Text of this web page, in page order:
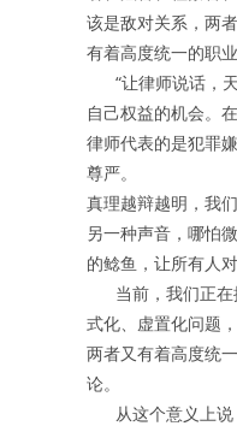
该是敌对关系，两
有着高度统一的职
“让律师说话，
自己权益的机会。
律师代表的是犯罪
尊严。
真理越辩越明，我
另一种声音，哪怕
的鲶鱼，让所有人
当前，我们正在
式化、虚置化问题
两者又有着高度统
论。
从这个意义上说